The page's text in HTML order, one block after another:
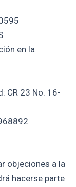
en la
CR 23 No. 16-
objeciones a la
hacerse parte